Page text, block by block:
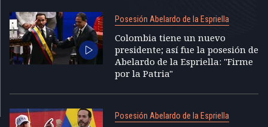
Posesión Abelardo de la Espriella
Colombia tiene un nuevo
presidente; así fue la posesión de
Abelardo de la Espriella: "Firme
por la Patria"
Posesión Abelardo de la Espriella